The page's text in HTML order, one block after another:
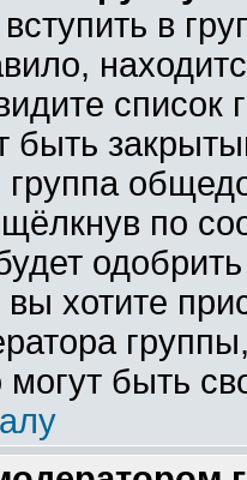
в
список
быть
по
вы хотите
могут быть